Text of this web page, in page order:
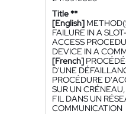
Title **
[English]
FAILURE IN A
ACCESS
DEVICE IN A
[French]
D'UNE
PROCÉDURE
SUR UN
FIL DANS UN
COMMUNICATION